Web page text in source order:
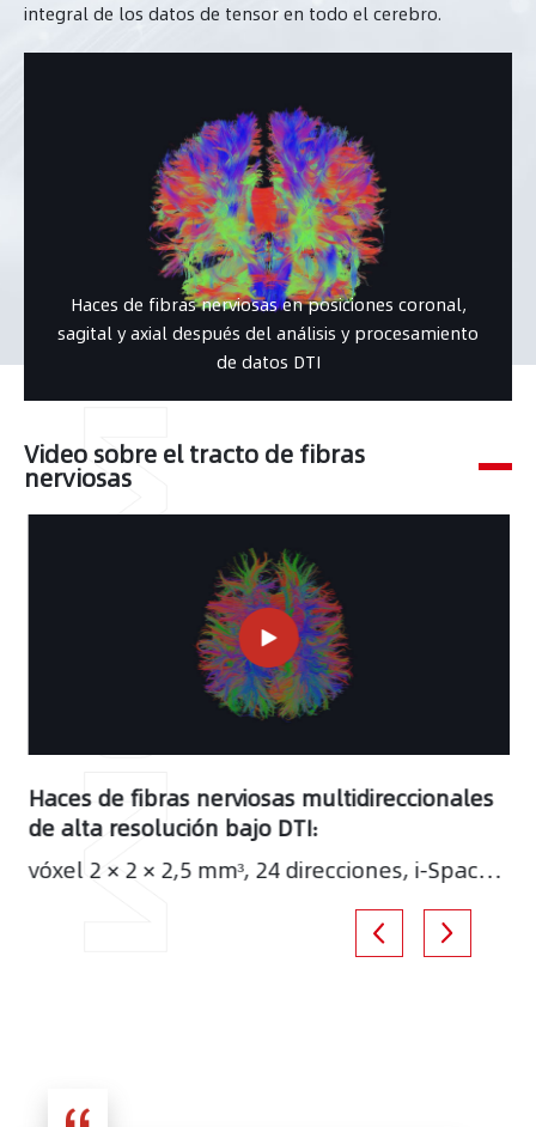
integral de los datos de tensor en todo el cerebro.
Haces de fibras nerviosas en posiciones coronal,
sagital y axial después del análisis y procesamiento
de datos DTI
Video sobre el tracto de fibras
nerviosas
Haces de fibras nerviosas multidireccionales
de alta resolución bajo DTI:
vóxel 2 × 2 × 2,5 mm³, 24 direcciones, i-Space